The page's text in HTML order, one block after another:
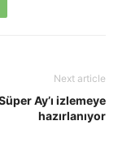
Next article
Ay’ı izlemeye
hazırlanıyor